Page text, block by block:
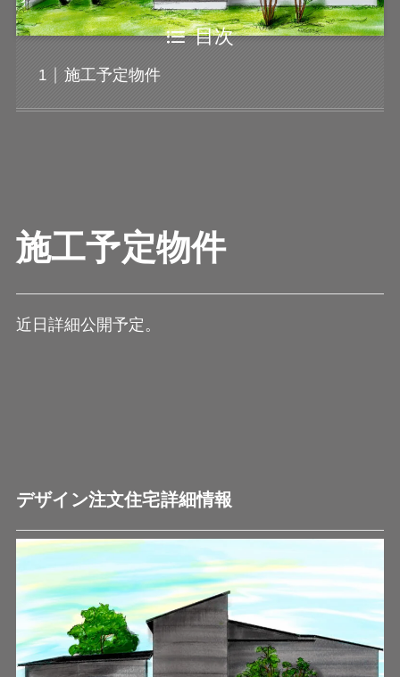
目次
施工予定物件
施工予定物件
近日詳細公開予定。
デザイン注文住宅詳細情報